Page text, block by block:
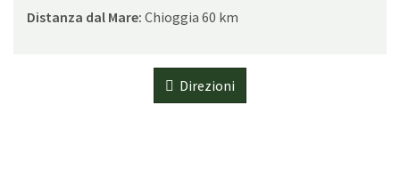
Distanza dal Mare: Chioggia 60 km
Direzioni